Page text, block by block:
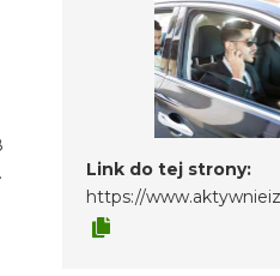
Link do tej strony:
https://